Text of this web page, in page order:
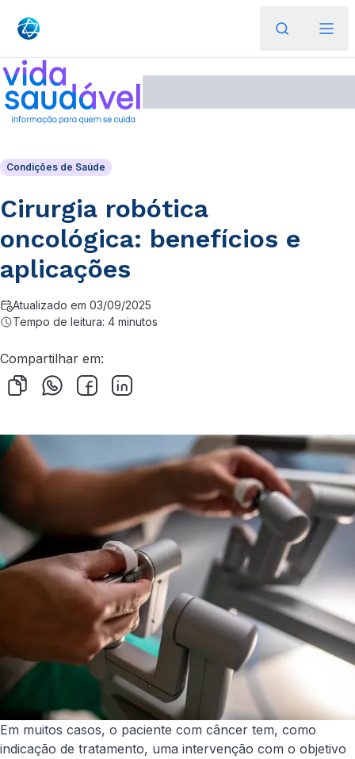
Condições de Saúde
Cirurgia robótica
oncológica: benefícios e
aplicações
Atualizado em 03/09/2025
Tempo de leitura: 4 minutos
Compartilhar em:
Em muitos casos, o paciente com câncer tem, como
indicação de tratamento, uma intervenção com o objetivo